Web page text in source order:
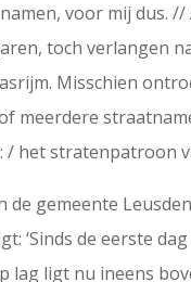
voor mij dus.
toch verlangen
Misschien
meerdere
het stratenpatroon
gemeente
‘Sinds de eerste
lag ligt nu ineens